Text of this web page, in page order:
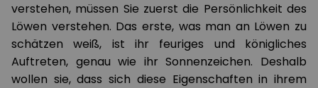
verstehen, müssen Sie zuerst die Persönlichkeit des
Löwen verstehen. Das erste, was man an Löwen zu
schätzen weiß, ist ihr feuriges und königliches
Auftreten, genau wie ihr Sonnenzeichen. Deshalb
wollen sie, dass sich diese Eigenschaften in ihrem